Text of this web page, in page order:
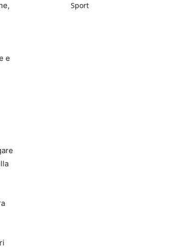
e
Sport